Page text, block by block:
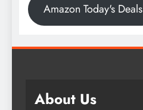
Amazon Today's Deals
About Us